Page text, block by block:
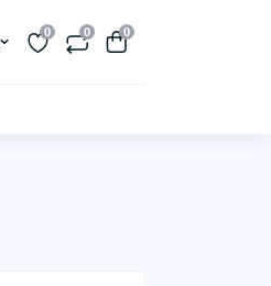
0 0 0